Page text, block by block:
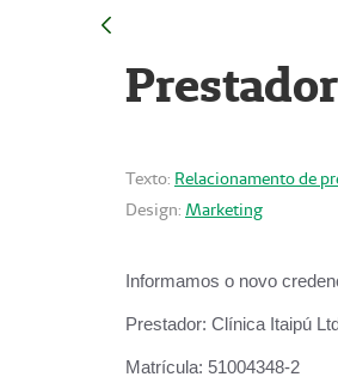
Texto: Relacionamento de
Design: Marketing
Informamos o novo
Prestador: Clínica Itaipú
Matrícula: 51004348-2